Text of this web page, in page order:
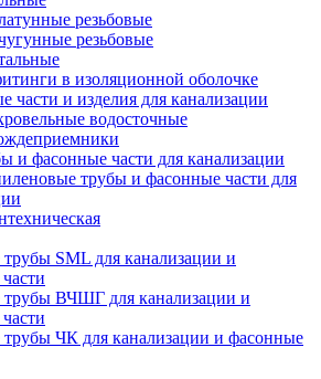
резьбовые
резьбовые
в изоляционной оболочке
части и изделия для канализации
водосточные
и фасонные части для канализации
трубы и фасонные части для
SML для канализации и
ВЧШГ для канализации и
ЧК для канализации и фасонные